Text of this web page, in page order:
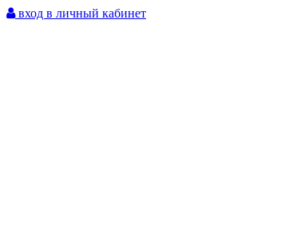
вход в личный кабинет